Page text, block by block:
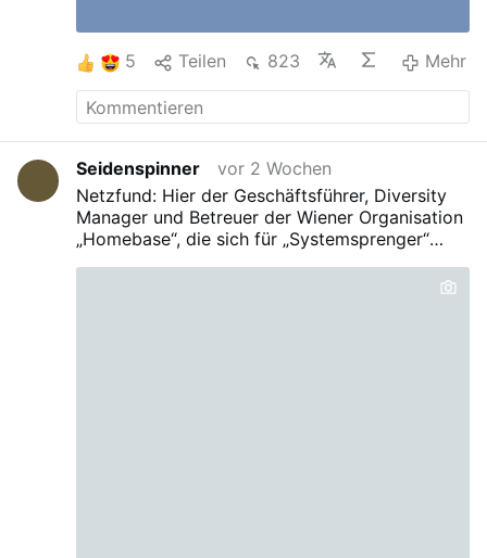
5 Teilen 823 Mehr
Seidenspinner
vor 2 Wochen
Netzfund: Hier der Geschäftsführer, Diversity
Manager und Betreuer der Wiener Organisation
„Homebase“, die sich für „Systemsprenger“
monatlich durch Steuergelder alimentiert wird .